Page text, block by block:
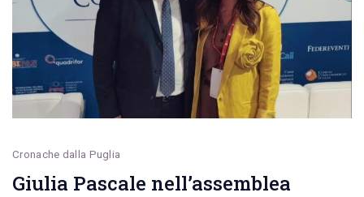
Cronache dalla Puglia
Giulia Pascale nell’assemblea